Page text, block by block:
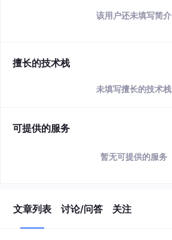
该用户还未填写简介
擅长的技术栈
未填写擅长的技术栈
可提供的服务
暂无可提供的服务
文章列表 讨论/问答 关注